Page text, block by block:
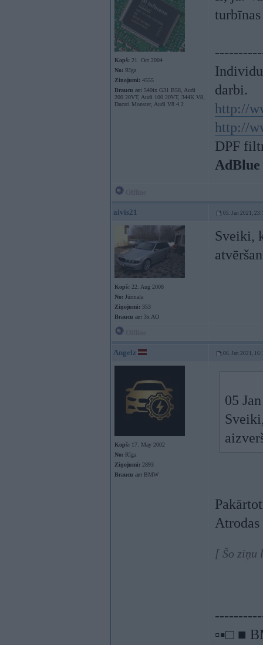
Kopš: 21. Oct 2004
No: Rīga
Ziņojumi: 4555
Braucu ar: 540ix G31 B58, Audi
200 20VT, Audi 100 20VT, 344K V8,
Ducati Monster, Audi V8 4.2
darbi.
http://
http://
DPF
aivis21 05. Jan 2021,
Kopš: 22. Aug 2008
No: Jūrmala
Ziņojumi: 353
Braucu ar: 3x AO
Sveiki,
Angelz 06. Jan 2021,
Kopš: 17. May 2002
No: Rīga
Ziņojumi: 2893
Braucu ar: BMW
05
[ Šo ziņu
▫▪□ ■